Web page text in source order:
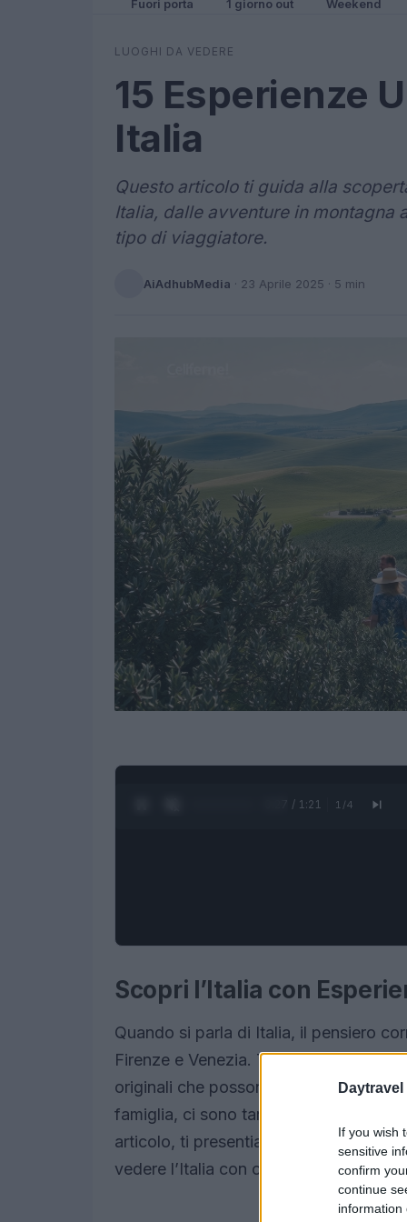
Daytravel
If you wish
sensitive
confirm
continue
information
Fuori porta 1 giorno out Weekend
LUOGHI DA VEDERE
15 Esperienze
Italia
Questo articolo ti guida alla
Italia, dalle avventure in montagna
tipo di viaggiatore.
AiAdhubMedia · 23 Aprile 2025 · 5 min
0:28 / 1:21 1 /4
Scopri l’Italia con
Quando si parla di Italia, il pensiero
Firenze e Venezia. Tuttavia, il nostro
originali che possono arricchire il tuo
famiglia, ci sono tantissime attività da
articolo, ti presentiamo una selezione
vedere l’Italia con occhi nuovi.